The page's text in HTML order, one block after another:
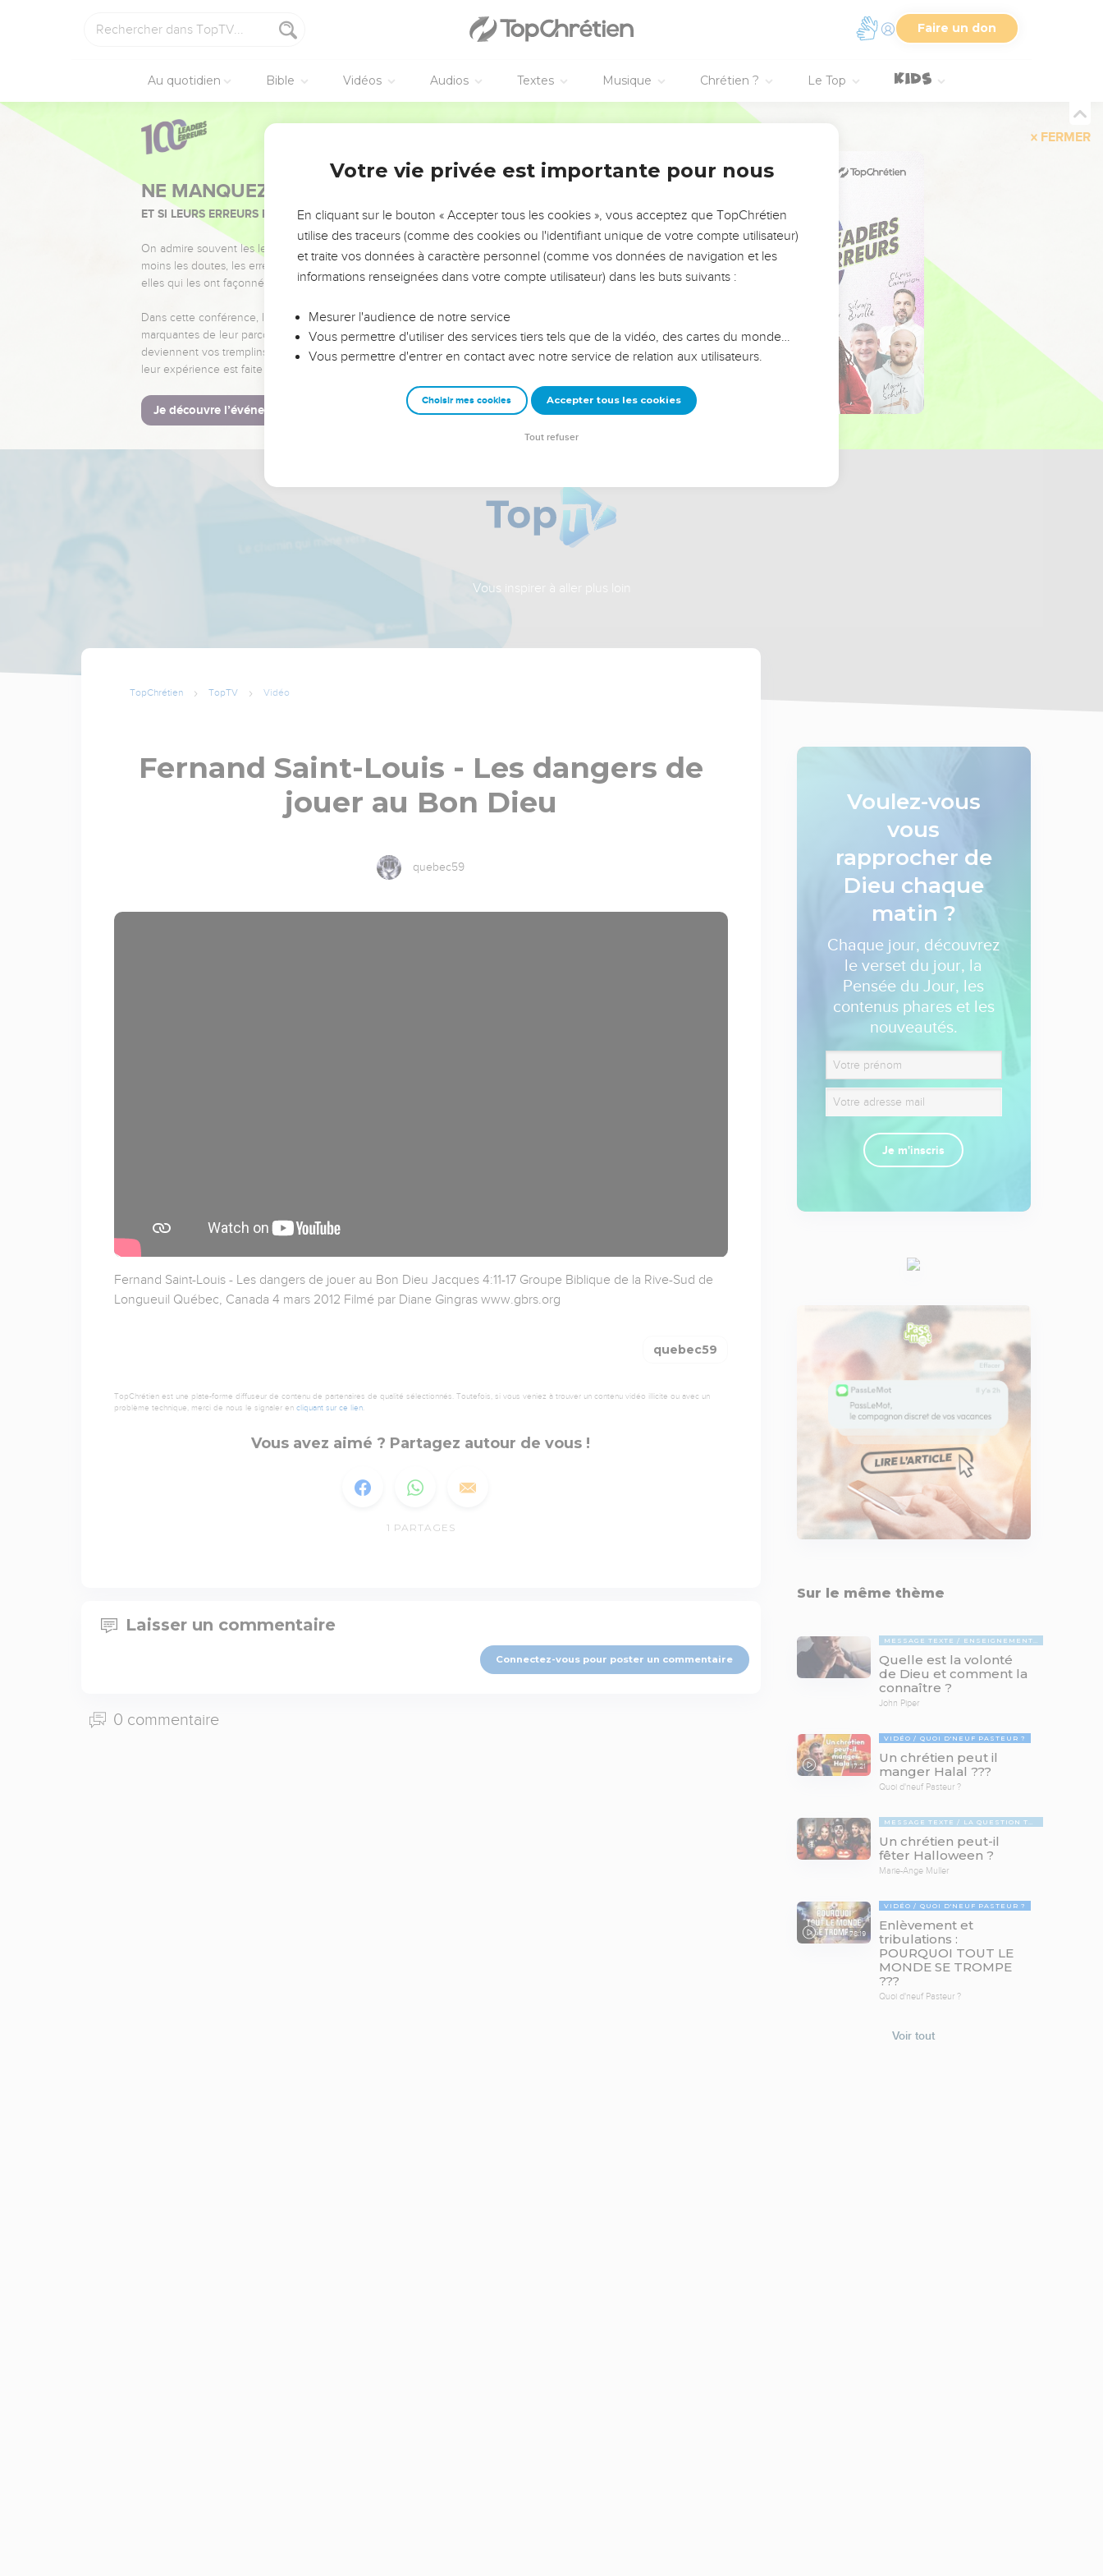
Faire un don
Au quotidien Bible Vidéos Audios Textes Musique Chrétien ? Le Top
FERMER
NE MANQUEZ PAS L’ÉVÉNEMENT DE L’ANNÉE !
ET SI LEURS ERREURS POUVAIENT VOUS ÉVITER LES VOTRES ?
On admire souvent les leaders pour leurs réussites, leur impact, leur foi ou leur vision. Mais on voit
moins les doutes, les erreurs et les saisons difficiles qu'ils ont traversés, alors même que ce sont
elles qui les ont façonnés.
Dans cette conférence, leaders, entrepreneurs, et responsables reviennent sur les erreurs
marquantes de leur parcours et les clés pour avancer avec plus de sagesse afin que leurs erreurs
deviennent vos tremplins. Que vous guidiez un ministère, une équipe, un groupe ou une famille,
leur expérience est faite pour vous.
Je découvre l’événement
Vous inspirer à aller plus loin
TopChrétien TopTV Vidéo
Fernand Saint-Louis - Les dangers de
jouer au Bon Dieu
quebec59
Fernand Saint-Louis - Les dangers de jouer au Bon Dieu Jacques 4:11-17 Groupe Biblique de la Rive-Sud de
Longueuil Québec, Canada 4 mars 2012 Filmé par Diane Gingras www.gbrs.org
quebec59
TopChrétien est une plate-forme diffuseur de contenu de partenaires de qualité sélectionnés. Toutefois, si vous veniez à trouver un contenu vidéo illicite ou avec un
problème technique, merci de nous le signaler en cliquant sur ce lien.
Vous avez aimé ? Partagez autour de vous !
1 PARTAGES
Laisser un commentaire
Connectez-vous pour poster un commentaire
0 commentaire
Voulez-vous
vous
rapprocher de
Dieu chaque
matin ?
Chaque jour, découvrez
le verset du jour, la
Pensée du Jour, les
contenus phares et les
nouveautés.
Je m'inscris
Sur le même thème
MESSAGE TEXTE ENSEIGNEMENTS BIBLIQUES
Quelle est la volonté
de Dieu et comment la
connaître ?
John Piper
17:21
VIDÉO QUOI D'NEUF PASTEUR ?
Un chrétien peut il
manger Halal ???
Quoi d'neuf Pasteur ?
MESSAGE TEXTE LA QUESTION TABOUE
Un chrétien peut-il
fêter Halloween ?
Marie-Ange Muller
78:19
VIDÉO QUOI D'NEUF PASTEUR ?
Enlèvement et
tribulations :
POURQUOI TOUT LE
MONDE SE TROMPE
???
Quoi d'neuf Pasteur ?
Voir tout
Votre vie privée est importante pour nous
En cliquant sur le bouton « Accepter tous les cookies », vous acceptez que TopChrétien
utilise des traceurs (comme des cookies ou l'identifiant unique de votre compte utilisateur)
et traite vos données à caractère personnel (comme vos données de navigation et les
informations renseignées dans votre compte utilisateur) dans les buts suivants :
Mesurer l'audience de notre service
Vous permettre d'utiliser des services tiers tels que de la vidéo, des cartes du monde…
Vous permettre d'entrer en contact avec notre service de relation aux utilisateurs.
Choisir mes cookies Accepter tous les cookies
Tout refuser